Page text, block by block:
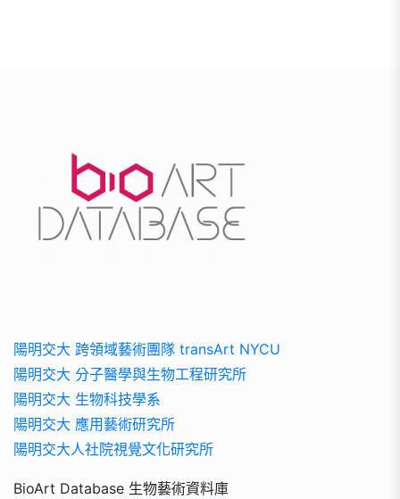
陽明交大 跨領域藝術團隊 transArt NYCU
陽明交大 分子醫學與生物工程研究所
陽明交大 生物科技學系
陽明交大 應用藝術研究所
陽明交大人社院視覺文化研究所
BioArt Database 生物藝術資料庫